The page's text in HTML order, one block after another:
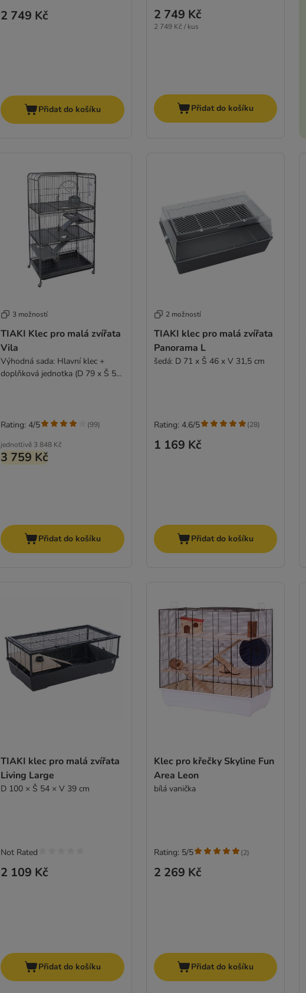
2 749 Kč
Přidat do košíku
2 749 Kč
2 749 Kč / kus
Přidat do košíku
3 možností
TIAKI Klec pro malá zvířata
Vila
Výhodná sada: Hlavní klec +
doplňková jednotka (D 79 x Š 52
jednotlivě 3 848 Kč
3 759 Kč
Rating: 4/5 (99)
Přidat do košíku
2 možností
TIAKI klec pro malá zvířata
Panorama L
šedá: D 71 x Š 46 x V 31,5 cm
1 169 Kč
Rating: 4.6/5 (28)
Přidat do košíku
TIAKI klec pro malá zvířata
Living Large
D 100 × Š 54 × V 39 cm
2 109 Kč
Not Rated
Přidat do košíku
Klec pro křečky Skyline Fun
Area Leon
bílá vanička
2 269 Kč
Rating: 5/5 (2)
Přidat do košíku